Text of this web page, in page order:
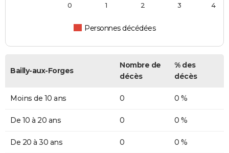
Personnes décédées
0 1 2 3 4
Bailly-aux-Forges
Nombre de
décès
% des
décès
Moins de 10 ans 0 0 %
De 10 à 20 ans 0 0 %
De 20 à 30 ans 0 0 %